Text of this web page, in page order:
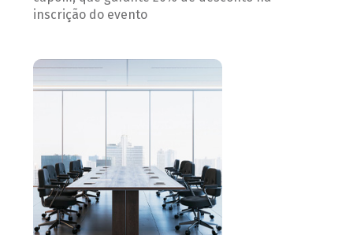
inscrição do evento